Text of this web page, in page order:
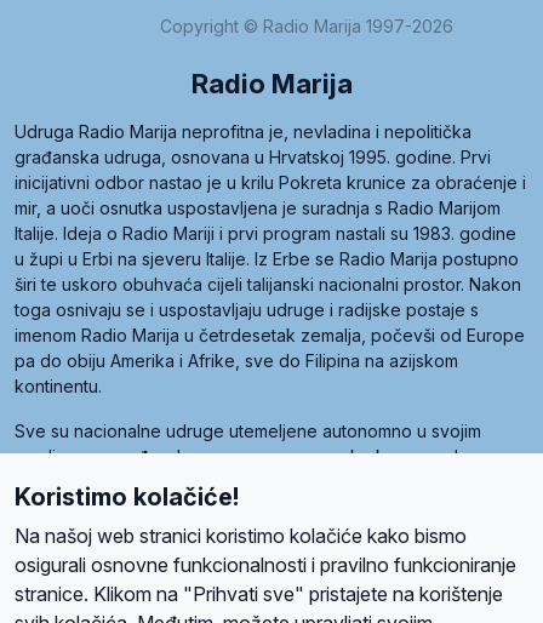
Copyright © Radio Marija 1997-2026
Radio Marija
Udruga Radio Marija neprofitna je, nevladina i nepolitička
građanska udruga, osnovana u Hrvatskoj 1995. godine. Prvi
inicijativni odbor nastao je u krilu Pokreta krunice za obraćenje i
mir, a uoči osnutka uspostavljena je suradnja s Radio Marijom
Italije. Ideja o Radio Mariji i prvi program nastali su 1983. godine
u župi u Erbi na sjeveru Italije. Iz Erbe se Radio Marija postupno
širi te uskoro obuhvaća cijeli talijanski nacionalni prostor. Nakon
toga osnivaju se i uspostavljaju udruge i radijske postaje s
imenom Radio Marija u četrdesetak zemalja, počevši od Europe
pa do obiju Amerika i Afrike, sve do Filipina na azijskom
kontinentu.
Sve su nacionalne udruge utemeljene autonomno u svojim
zemljama, a međusobna su povezane preko krovne udruge
pod nazivom Svjetska obitelj Radio Marije (World Family of
Radio Maria). Svjetsku obitelj utemeljilo je sedam članica, među
kojima je i hrvatska Udruga Radio Marija.
Koristimo kolačiće!
Na našoj web stranici koristimo kolačiće kako bismo
osigurali osnovne funkcionalnosti i pravilno funkcioniranje
stranice. Klikom na "Prihvati sve" pristajete na korištenje